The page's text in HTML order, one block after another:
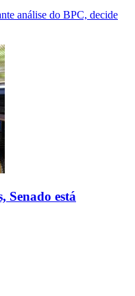
análise do BPC, decide
Senado está